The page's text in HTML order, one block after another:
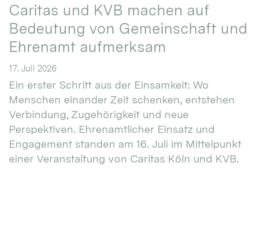
Caritas und KVB machen auf
Bedeutung von Gemeinschaft und
Ehrenamt aufmerksam
17. Juli 2026
Ein erster Schritt aus der Einsamkeit: Wo
Menschen einander Zeit schenken, entstehen
Verbindung, Zugehörigkeit und neue
Perspektiven. Ehrenamtlicher Einsatz und
Engagement standen am 16. Juli im Mittelpunkt
einer Veranstaltung von Caritas Köln und KVB.